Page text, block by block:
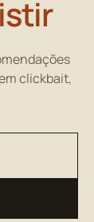
clickbait,